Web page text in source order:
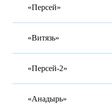
«Персей»
«Витязь»
«Персей-2»
«Анадырь»